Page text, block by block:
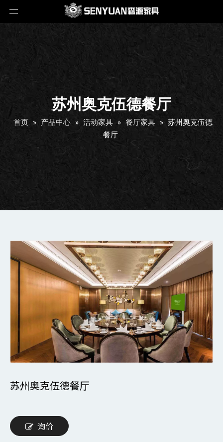
苏州奥克伍德餐厅
首页 » 产品中心 » 活动家具 » 餐厅家具 » 苏州奥克伍德
餐厅
苏州奥克伍德餐厅
询价